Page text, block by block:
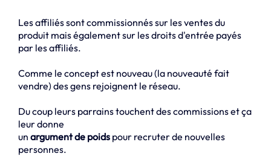
Les affiliés sont commissionnés sur les ventes du
produit mais également sur les droits d'entrée payés
par les affiliés.
Comme le concept est nouveau (la nouveauté fait
vendre) des gens rejoignent le réseau.
Du coup leurs parrains touchent des commissions et ça
leur donne
un argument de poids pour recruter de nouvelles
personnes.